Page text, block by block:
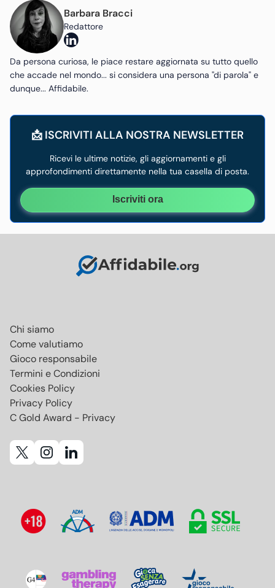
Barbara Bracci
Redattore
Da persona curiosa, le piace restare aggiornata su tutto quello
che accade nel mondo... si considera una persona "di parola" e
dunque... Affidabile.
📩 ISCRIVITI ALLA NOSTRA NEWSLETTER
Ricevi le ultime notizie, gli aggiornamenti e gli
approfondimenti direttamente nella tua casella di posta.
Iscriviti ora
Chi siamo
Come valutiamo
Gioco responsabile
Termini e Condizioni
Cookies Policy
Privacy Policy
C Gold Award - Privacy